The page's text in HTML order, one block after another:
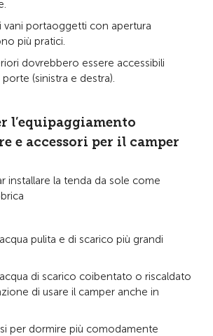
vani portaoggetti con apertura
più pratici.
dovrebbero essere accessibili
(sinistra e destra).
l’equipaggiamento
e accessori per il camper
installare la tenda da sole come
pulita e di scarico più grandi
di scarico coibentato o riscaldato
di usare il camper anche in
per dormire più comodamente